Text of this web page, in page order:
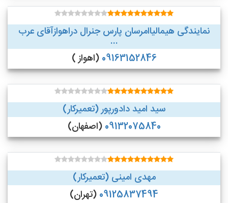
نمایندگی هیمالیاامرسان پارس جنرال دراهوازآقای عرب
...
09163152846(اهواز )
سید امید دادورپور (تعمیرکار)
09132075840(اصفهان)
مهدی امینی (تعمیرکار)
09125837494(تهران)